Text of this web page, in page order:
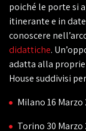
poiché le porte si
itinerante e in
conoscere
didattiche.
adatta alla proprie
House suddivisi
Milano 16 Marzo
Torino 30 Marzo